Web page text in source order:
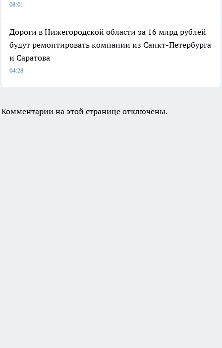
08:01
Дороги в Нижегородской области за 16 млрд рублей
будут ремонтировать компании из Санкт-Петербурга
и Саратова
04:28
Комментарии на этой странице отключены.